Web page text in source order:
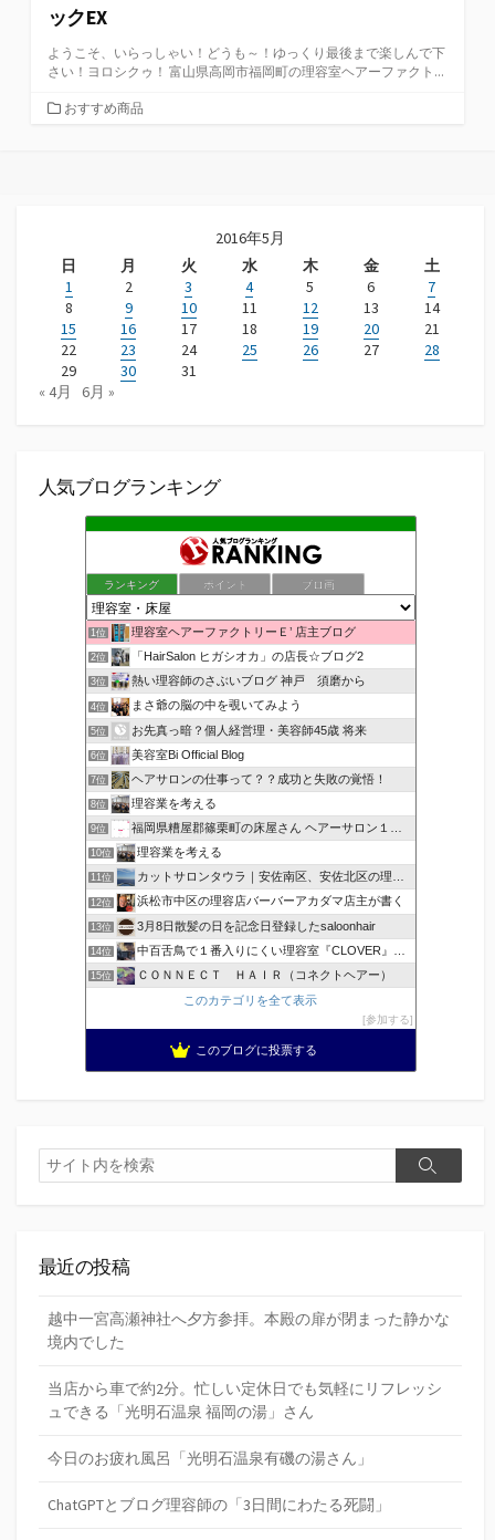
ックEX
ようこそ、いらっしゃい！どうも～！ゆっくり最後まで楽しんで下
さい！ヨロシクゥ！ 富山県高岡市福岡町の理容室ヘアーファクト...
カおすすめ商品
2016年5月
日
月 火 水 木 金
土
1
2 3 4 5 6
7
8
9 10 11 12 13
14
15
16 17 18 19 20
21
22
23 24 25 26 27
28
29
30
31
« 4月
6月 »
人気ブログランキング
ランキング ポイント ブロ画
1位 理容室ヘアーファクトリーＥ’ 店主ブログ
2位 「HairSalon ヒガシオカ」の店長☆ブログ2
3位 熱い理容師のさぶいブログ 神戸 須磨から
4位 まさ爺の脳の中を覗いてみよう
5位 お先真っ暗？個人経営理・美容師45歳 将来
6位 美容室Bi Official Blog
7位 ヘアサロンの仕事って？？成功と失敗の覚悟！
8位 理容業を考える
9位 福岡県糟屋郡篠栗町の床屋さん ヘアーサロン１２３公式ブログ
10位 理容業を考える
11位 カットサロンタウラ｜安佐南区、安佐北区の理美容院
12位 浜松市中区の理容店バーバーアカダマ店主が書く
13位 3月8日散髪の日を記念日登録したsaloonhair
14位 中百舌鳥で１番入りにくい理容室『CLOVER』のブログ！ …
15位
ＣＯＮＮＥＣＴ ＨＡＩＲ（コネクトヘアー）
このカテゴリを全て表示
参加する
このブログに投票する
検
索
検
最近の投稿
越中一宮高瀬神社へ夕方参拝。本殿の扉が閉まった静かな
境内でした
当店から車で約2分。忙しい定休日でも気軽にリフレッシ
ュできる「光明石温泉 福岡の湯」さん
今日のお疲れ風呂「光明石温泉有磯の湯さん」
ChatGPTとブログ理容師の「3日間にわたる死闘」